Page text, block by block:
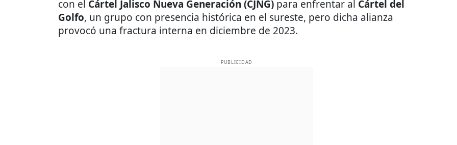
con el Cártel Jalisco Nueva Generación (CJNG) para enfrentar al Cártel del
Golfo, un grupo con presencia histórica en el sureste, pero dicha alianza
provocó una fractura interna en diciembre de 2023.
PUBLICIDAD